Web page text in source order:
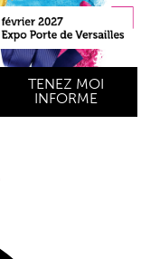
TENEZ MOI
INFORME